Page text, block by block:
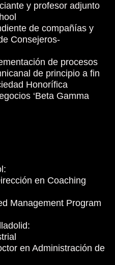
y profesor adjunto
de compañías y
Consejeros-
de procesos
de principio a fin
Honorífica
‘Beta Gamma
en Coaching
Management Program
en Administración de